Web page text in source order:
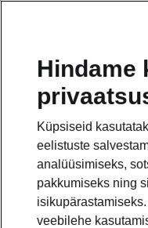
Hindame
Küpsiseid
eelistuste
analüüsimiseks,
pakkumiseks ning
veebilehe